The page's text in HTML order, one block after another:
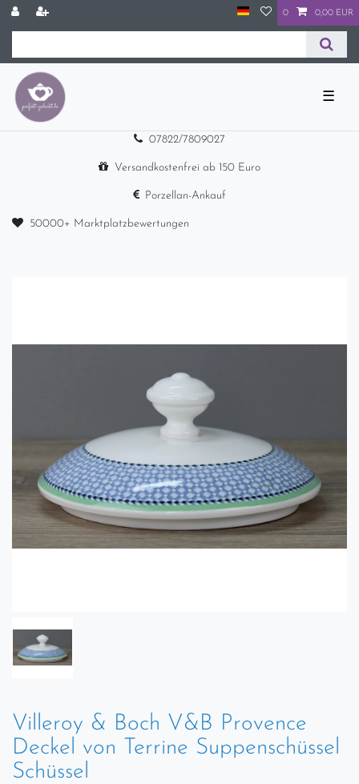
0 0,00 EUR
☰
07822/7809027
Versandkostenfrei ab 150 Euro
Porzellan-Ankauf
50000+ Marktplatzbewertungen
Villeroy & Boch V&B Provence
Deckel von Terrine Suppenschüssel
Schüssel